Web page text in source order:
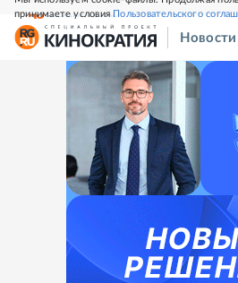
принимаете условияПользовательского
СВЕЖИЙ НОМЕР
Новости